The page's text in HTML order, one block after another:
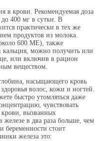
в крови. Рекомендуемая доза
до 400 мг в сутки. В
практически в тех же
продуктов из молока.
600 MЕ), также
можно получить или
или включив в рацион
веществом.
насыщающего кровь
волос, кожи и ногтей.
быстро утомляться даже
чувствовать
крови, вызванных
в два раза больше, чем
беременности стоит
железа это: